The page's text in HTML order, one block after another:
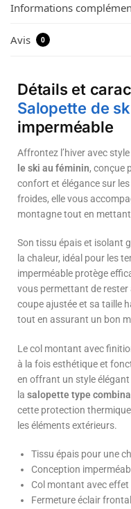
Informations
Avis 0
Détails et
Salopette de
imperméable
Affrontez l’hiver avec
le ski au féminin, conçue
confort et élégance sur
froides, elle vous
montagne tout en
Son tissu épais et isolant
la chaleur, idéal pour les
imperméable protège
vous permettant de rester
coupe ajustée et sa taille
tout en assurant un bon
Le col montant avec
à la fois esthétique et
en offrant un style
la salopette type
cette protection
les éléments extérieurs.
Tissu épais pour une
Conception
Col montant avec
Fermeture éclair